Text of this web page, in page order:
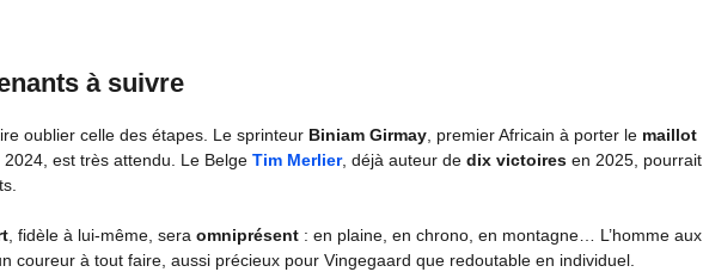
à suivre
oublier celle des étapes. Le sprinteur Biniam Girmay, premier Africain à porter le maillot
est très attendu. Le Belge Tim Merlier, déjà auteur de dix victoires en 2025, pourrait
, fidèle à lui-même, sera omniprésent : en plaine, en chrono, en montagne… L’homme aux
coureur à tout faire, aussi précieux pour Vingegaard que redoutable en individuel.